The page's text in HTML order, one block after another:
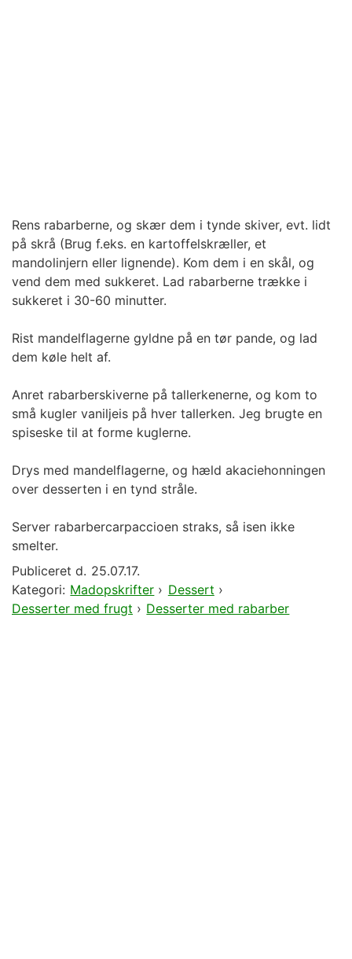
Rens rabarberne, og skær dem i tynde skiver, evt. lidt
på skrå (Brug f.eks. en kartoffelskræller, et
mandolinjern eller lignende). Kom dem i en skål, og
vend dem med sukkeret. Lad rabarberne trække i
sukkeret i 30-60 minutter.
Rist mandelflagerne gyldne på en tør pande, og lad
dem køle helt af.
Anret rabarberskiverne på tallerkenerne, og kom to
små kugler vaniljeis på hver tallerken. Jeg brugte en
spiseske til at forme kuglerne.
Drys med mandelflagerne, og hæld akaciehonningen
over desserten i en tynd stråle.
Server rabarbercarpaccioen straks, så isen ikke
smelter.
Publiceret d. 25.07.17.
Kategori: Madopskrifter › Dessert ›
Desserter med frugt › Desserter med rabarber